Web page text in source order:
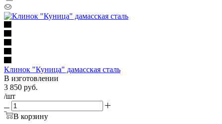
Клинок "Куница" дамасская сталь
В изготовлении
3 850 руб.
/шт
В корзину